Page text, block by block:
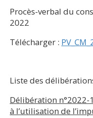
Procès-verbal du
2022
Télécharger :
Liste des
Délibération
à l’utilisation de